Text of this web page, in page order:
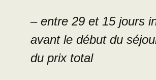
– entre 29 et 15 jours
avant le début du
du prix total